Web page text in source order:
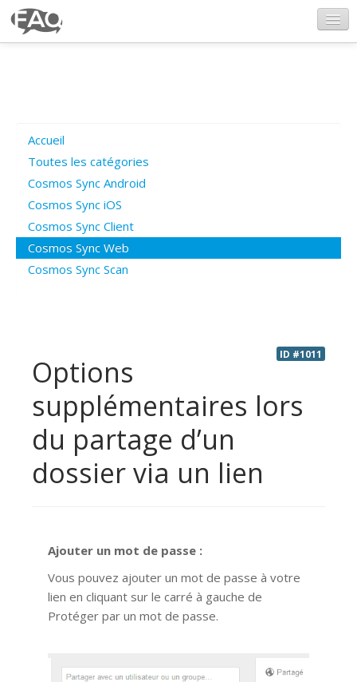
Poser une question
Questions ouvertes
Connexion
Accueil
Toutes les catégories
Cosmos Sync Android
Cosmos Sync iOS
Cosmos Sync Client
Cosmos Sync Web
Cosmos Sync Scan
ID #1011
Options
supplémentaires lors
du partage d’un
dossier via un lien
Ajouter un mot de passe :
Vous pouvez ajouter un mot de passe à votre
lien en cliquant sur le carré à gauche de
Protéger par un mot de passe.